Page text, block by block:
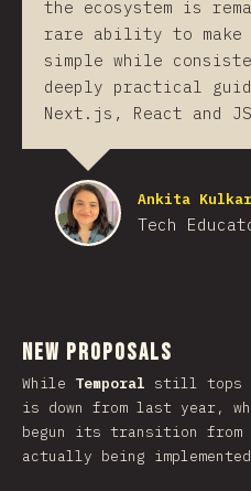
the ecosystem is
rare ability to make
simple while
deeply practical
Next.js, React and
Ankita
Tech
New Proposals
While Temporal still tops
is down from last year,
begun its transition
actually being